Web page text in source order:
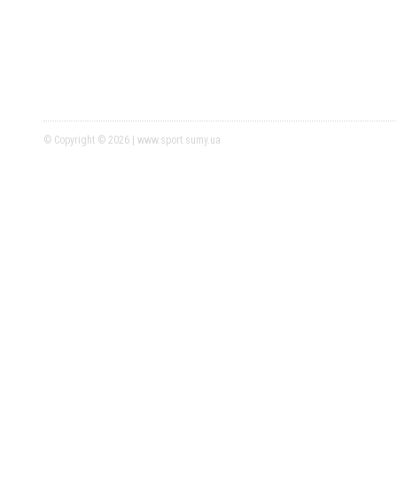
© Copyright © 2026 | www.sport.sumy.ua